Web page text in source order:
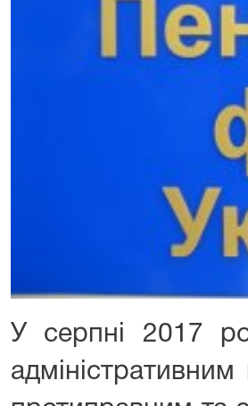
У серпні 2017